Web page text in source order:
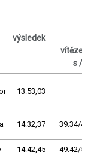
výsledek
vítězem
s / %
13:53,03
14:32,37 39.34/4,7
14:42,45 49.42/5,9